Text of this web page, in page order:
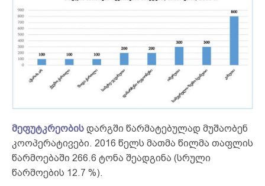
მეფუტკრეობის დარგში წარმატებულად მუშაობენ
კოოპერატივები. 2016 წელს მათმა წილმა თაფლის
წარმოებაში 266.6 ტონა შეადგინა (სრული
წარმოების 12.7 %).